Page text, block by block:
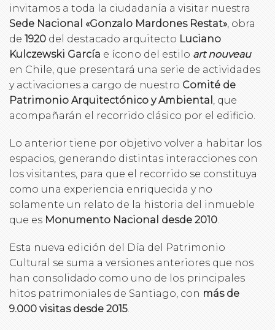
invitamos a toda la ciudadanía a visitar nuestra
Sede Nacional «Gonzalo Mardones Restat», obra
de 1920 del destacado arquitecto Luciano
Kulczewski García e ícono del estilo art nouveau
en Chile, que presentará una serie de actividades
y activaciones a cargo de nuestro Comité de
Patrimonio Arquitectónico y Ambiental , que
acompañarán el recorrido clásico por el edificio.
Lo anterior tiene por objetivo volver a habitar los
espacios, generando distintas interacciones con
los visitantes, para que el recorrido se constituya
como una experiencia enriquecida y no
solamente un relato de la historia del inmueble
que es Monumento Nacional desde 2010.
Esta nueva edición del Día del Patrimonio
Cultural se suma a versiones anteriores que nos
han consolidado como uno de los principales
hitos patrimoniales de Santiago, con más de
9.000 visitas desde 2015.